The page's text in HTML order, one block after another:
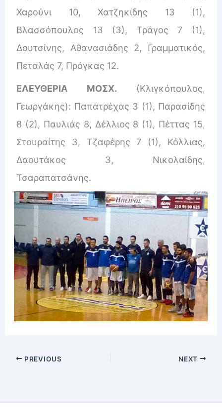
Χαρούνι 10, Χατζηκίδης 13 (1),
Βλασσόπουλος 13 (3), Τράγος 7 (1),
Δουτσίνης, Αθανασιάδης 2, Γραμματικός,
Πεταλάς 7, Πρόγκας 12.
ΕΛΕΥΘΕΡΙΑ ΜΟΣΧ. (Κλιγκόπουλος,
Γεωργάκης): Παπατρέχας 3 (1), Παρασίδης
8 (2), Παυλιάς 8, Δέλλιος 8 (1), Πέττας 15,
Στουραίτης 3, Τζαφέρης 7 (1), Κόλλιας,
Δαουτάκος 3, Νικολαίδης,
Τσαραπατσάνης.
PREVIOUS NEXT